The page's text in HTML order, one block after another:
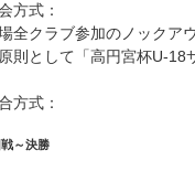
方式：
全クラブ参加のノックア
則として「高円宮杯U-18
方式：
～決勝